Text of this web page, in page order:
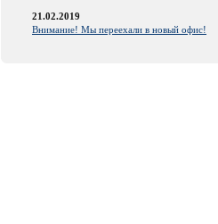
21.02.2019
Внимание! Мы переехали в новый офис!